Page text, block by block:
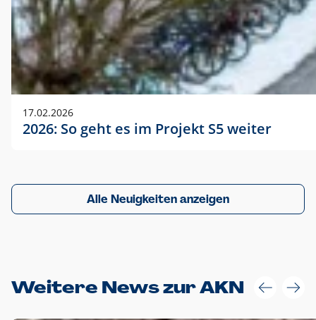
17.02.2026
2026: So geht es im Projekt S5 weiter
Alle Neuigkeiten anzeigen
Weitere News zur AKN